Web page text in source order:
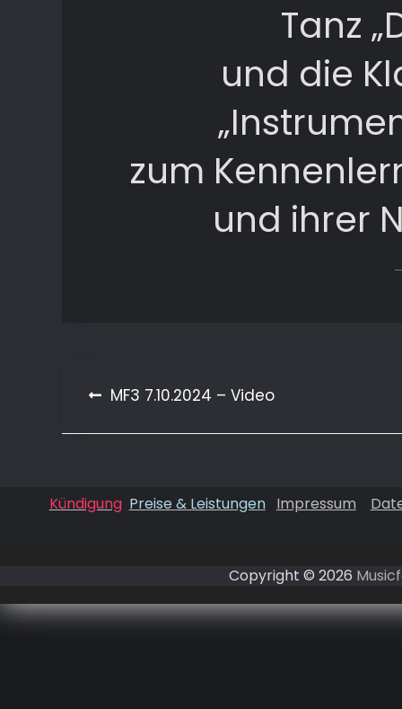
Tanz
und die
zum
und ihrer
Beitragsnavigation
MF3 7.10.2024 – Video
Kündigung Preise & Leistungen Impressum
Copyright © 2026